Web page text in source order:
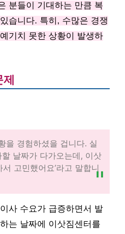
분들이 기대하는 만큼 복
습니다. 특히, 수많은 경쟁
기치 못한 상황이 발생하
을 경험하셨을 겁니다. 실
날짜가 다가오는데, 이삿
고민했어요’라고 말합니
사 수요가 급증하면서 발
는 날짜에 이삿짐센터를